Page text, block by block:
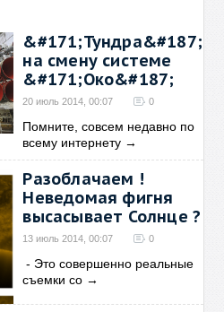
&#171;Тундра&#187;
на смену системе
&#171;Око&#187;
20 июль 2014, 00:07 0
Помните, совсем недавно по
всему интернету →
Разоблачаем !
Неведомая фигня
высасывает Солнце ?
13 июль 2014, 00:07 0
- Это совершенно реальные
съемки со →